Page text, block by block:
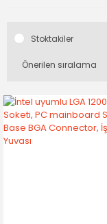
Stoktakiler